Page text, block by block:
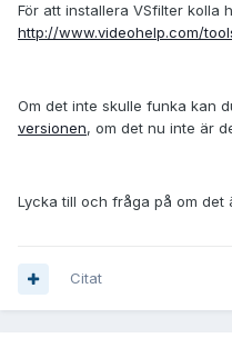
För att installera VSfilter kolla
http://www.videohelp.com/
Om det inte skulle funka kan
versionen, om det nu inte är
Lycka till och fråga på om det
Citat